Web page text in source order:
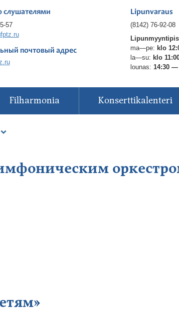
слушателями
57
почтовый адрес
Lipunvaraus
(8142) 76-92-08
ma—pe: klo
la—su: klo
lounas: 14:30 —
Filharmonia Konserttikalenteri